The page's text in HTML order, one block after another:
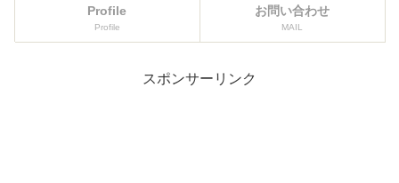
Profile
Profile
お問い合わせ
MAIL
スポンサーリンク